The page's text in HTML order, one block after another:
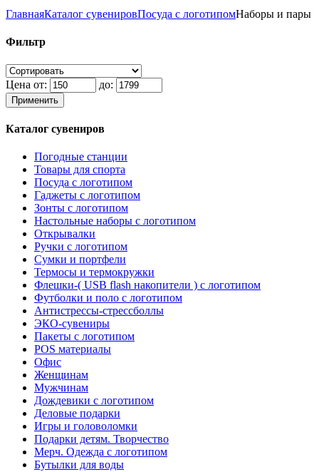
ГлавнаяКаталог сувенировПосуда с логотипомНаборы и пары
Фильтр
Цена от: до:
Применить
Каталог сувениров
Погодные станции
Товары для спорта
Посуда с логотипом
Гаджеты с логотипом
Зонты с логотипом
Настольные наборы с логотипом
Открывалки
Ручки с логотипом
Сумки и портфели
Термосы и термокружки
Флешки-( USB flash накопители ) с логотипом
Футболки и поло с логотипом
Антистрессы-стрессболлы
ЭКО-сувениры
Пакеты с логотипом
POS материалы
Офис
Женщинам
Мужчинам
Дождевики с логотипом
Деловые подарки
Игры и головоломки
Подарки детям. Творчество
Мерч. Одежда с логотипом
Бутылки для воды